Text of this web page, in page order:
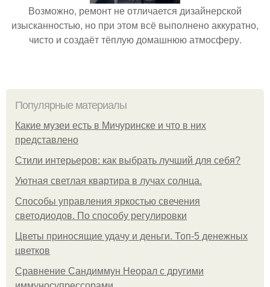
Возможно, ремонт не отличается дизайнерской
изысканностью, но при этом всё выполнено аккуратно,
чисто и создаёт тёплую домашнюю атмосферу.
Популярные материалы
Какие музеи есть в Мичуринске и что в них
представлено
Стили интерьеров: как выбрать лучший для себя?
Уютная светлая квартира в лучах солнца.
Способы управления яркостью свечения
светодиодов. По способу регулировки
Цветы приносящие удачу и деньги. Топ-5 денежных
цветков
Сравнение Сандиммун Неорал с другими